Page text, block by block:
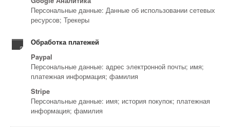
Персональные данные: Данные об использовании сетевых
ресурсов; Трекеры
Обработка платежей
Paypal
Персональные данные: aдрес электронной почты; имя;
платежная информация; фамилия
Stripe
Персональные данные: имя; история покупок; платежная
информация; фамилия